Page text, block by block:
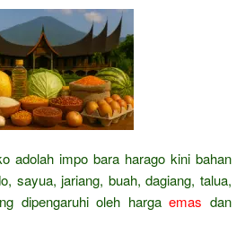
adolah impo bara harago kini bahan
sayua, jariang, buah, dagiang, talua,
dipengaruhi oleh hargaemas dan